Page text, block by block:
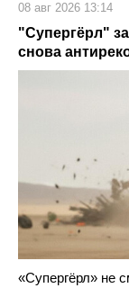
08 авг 2026 13:14
"Супергёрл"
снова
«Супергёрл» не